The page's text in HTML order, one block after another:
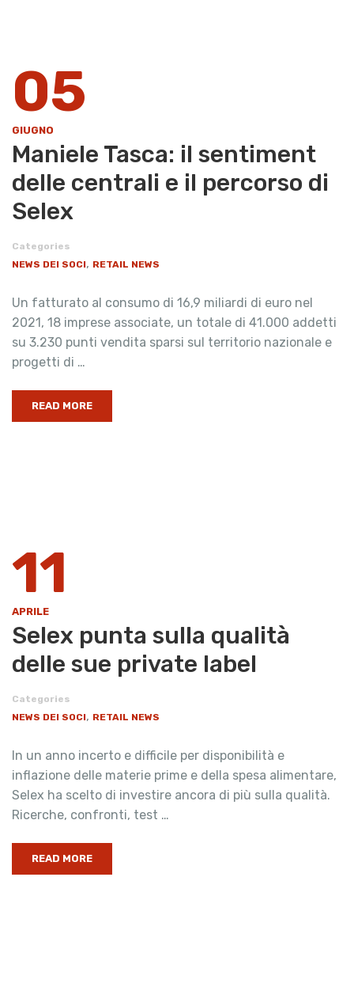
05
GIUGNO
Maniele Tasca: il sentiment
delle centrali e il percorso di
Selex
Categories
NEWS DEI SOCI, RETAIL NEWS
Un fatturato al consumo di 16,9 miliardi di euro nel
2021, 18 imprese associate, un totale di 41.000 addetti
su 3.230 punti vendita sparsi sul territorio nazionale e
progetti di …
READ MORE
11
APRILE
Selex punta sulla qualità
delle sue private label
Categories
NEWS DEI SOCI, RETAIL NEWS
In un anno incerto e difficile per disponibilità e
inflazione delle materie prime e della spesa alimentare,
Selex ha scelto di investire ancora di più sulla qualità.
Ricerche, confronti, test …
READ MORE